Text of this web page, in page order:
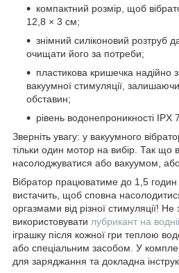
компактний розмір, щоб
12,8 × 3 см;
знімний силіконовий розтруб
очищати його за потреби;
пластикова кришечка надійно
вакуумної стимуляції,
обставин;
рівень водонепроникності IPX 7.
Зверніть увагу: у вакуумного
тільки один мотор на вибір. Так що
насолоджуватися або вакуумом, або
Вібратор працюватиме до 1,5
вистачить, щоб сповна
оргазмами від різної стимуляції! Не
використовувати лубрикант на
іграшку після кожної гри теплою
або спеціальним засобом. У
для заряджання та докладна